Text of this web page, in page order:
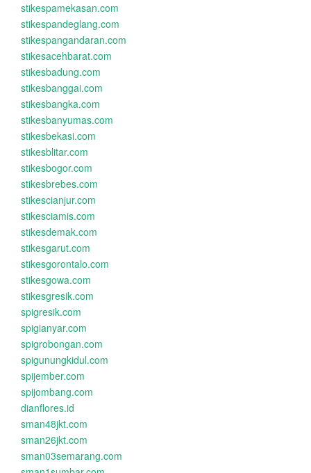
stikespamekasan.com
stikespandeglang.com
stikespangandaran.com
stikesacehbarat.com
stikesbadung.com
stikesbanggai.com
stikesbangka.com
stikesbanyumas.com
stikesbekasi.com
stikesblitar.com
stikesbogor.com
stikesbrebes.com
stikescianjur.com
stikesciamis.com
stikesdemak.com
stikesgarut.com
stikesgorontalo.com
stikesgowa.com
stikesgresik.com
spigresik.com
spigianyar.com
spigrobongan.com
spigunungkidul.com
spijember.com
spijombang.com
dianflores.id
sman48jkt.com
sman26jkt.com
sman03semarang.com